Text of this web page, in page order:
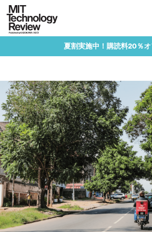
夏割実施中！購読料20％オ